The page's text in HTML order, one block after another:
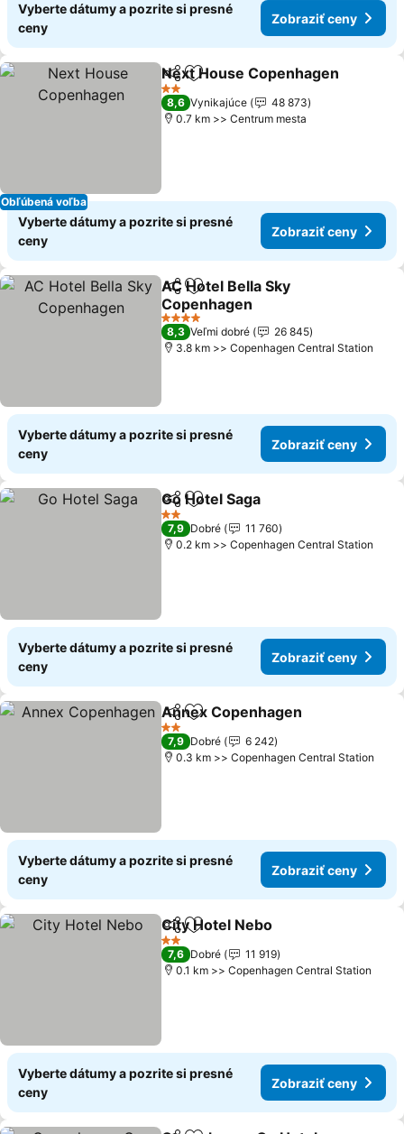
Vyberte dátumy a pozrite si presné
ceny
Zobraziť ceny
Obľúbená voľba
ZdieľaťPridať do obľúbených
Next House Copenhagen
2 Počet hviezdičiek
8,6 Vynikajúce
48 873
0.7 km >> Centrum mesta
Vyberte dátumy a pozrite si presné
ceny
Zobraziť ceny
ZdieľaťPridať do obľúbených
AC Hotel Bella Sky
Copenhagen
Zobraziť ceny
4 Počet hviezdičiek
8,3 Veľmi dobré
26 845
3.8 km >> Copenhagen Central Station
Vyberte dátumy a pozrite si presné
ceny
Zobraziť ceny
ZdieľaťPridať do obľúbených
Go Hotel Saga
2 Počet hviezdičiek
7,9 Dobré
11 760
0.2 km >> Copenhagen Central Station
Vyberte dátumy a pozrite si presné
ceny
Zobraziť ceny
ZdieľaťPridať do obľúbených
Annex Copenhagen
2 Počet hviezdičiek
7,9 Dobré
6 242
0.3 km >> Copenhagen Central Station
Vyberte dátumy a pozrite si presné
ceny
Zobraziť ceny
ZdieľaťPridať do obľúbených
City Hotel Nebo
2 Počet hviezdičiek
7,6 Dobré
11 919
0.1 km >> Copenhagen Central Station
Vyberte dátumy a pozrite si presné
ceny
Zobraziť ceny